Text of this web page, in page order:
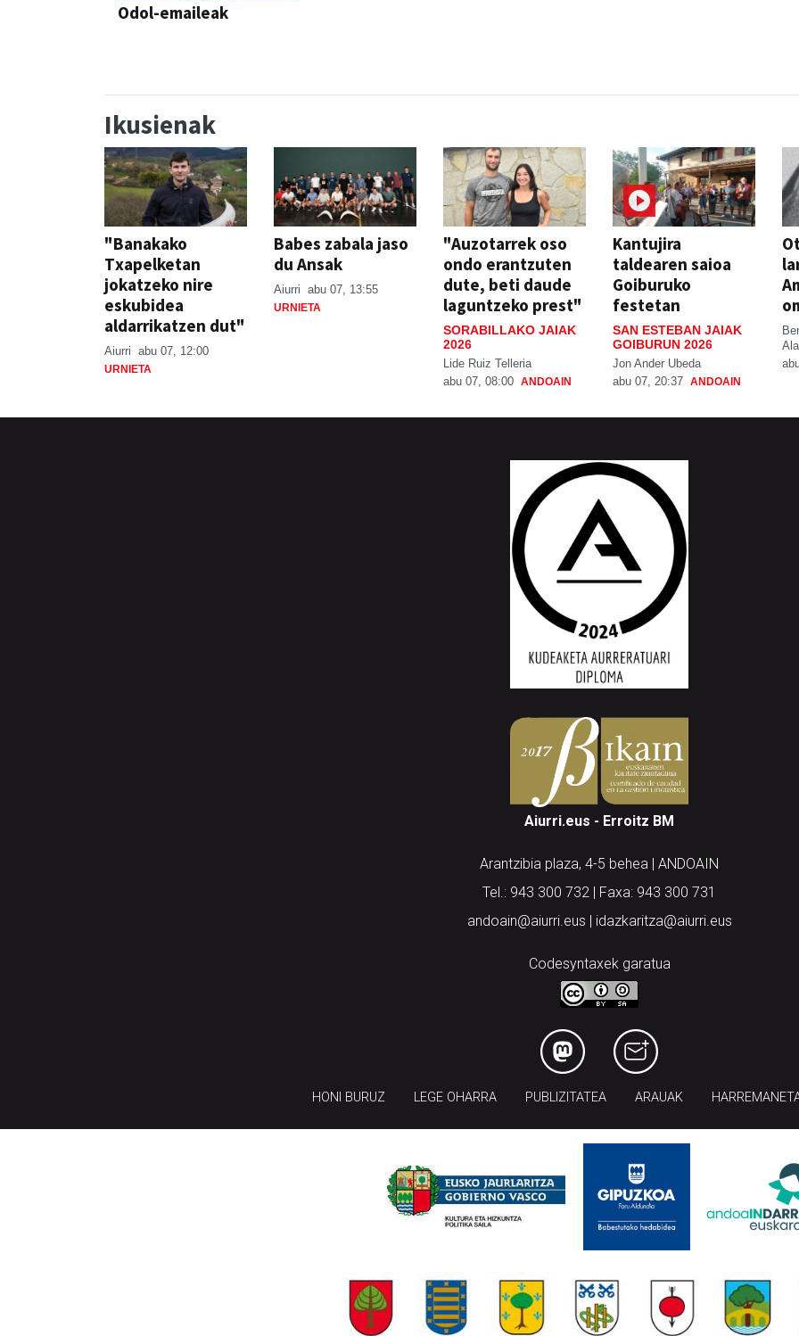
Odol-emaileak
Ikusienak
"Banakako
Txapelketan
jokatzeko nire
eskubidea
aldarrikatzen dut"
Aiurri abu 07, 12:00
URNIETA
Babes zabala jaso
du Ansak
Aiurri abu 07, 13:55
URNIETA
"Auzotarrek oso
ondo erantzuten
dute, beti daude
laguntzeko prest"
SORABILLAKO JAIAK
2026
Lide Ruiz Telleria
abu 07, 08:00 ANDOAIN
Kantujira
taldearen saioa
Goiburuko
festetan
SAN ESTEBAN JAIAK
GOIBURUN 2026
Jon Ander Ubeda
abu 07, 20:37 ANDOAIN
Aiurri.eus - Erroitz BM
Arantzibia plaza, 4-5 behea | ANDOAIN
Tel.: 943 300 732 | Faxa: 943 300 731
andoain@aiurri.eus | idazkaritza@aiurri.eus
Codesyntaxek garatua
HONI BURUZ LEGE OHARRA PUBLIZITATEA ARAUAK